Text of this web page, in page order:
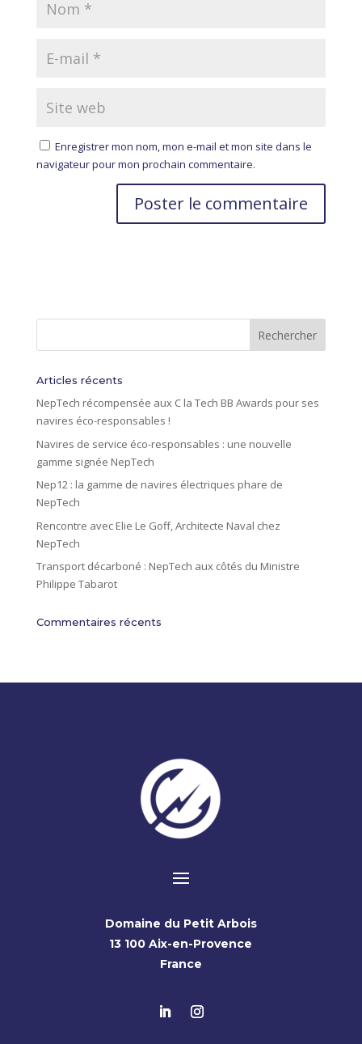
Enregistrer mon nom, mon e-mail et mon site dans le
navigateur pour mon prochain commentaire.
n
e
:
Articles récents
NepTech récompensée aux C la Tech BB Awards pour ses
navires éco-responsables !
Navires de service éco-responsables : une nouvelle
gamme signée NepTech
Nep12 : la gamme de navires électriques phare de
NepTech
Rencontre avec Elie Le Goff, Architecte Naval chez
NepTech
Transport décarboné : NepTech aux côtés du Ministre
Philippe Tabarot
Commentaires récents
Domaine du Petit Arbois
13 100 Aix-en-Provence
France